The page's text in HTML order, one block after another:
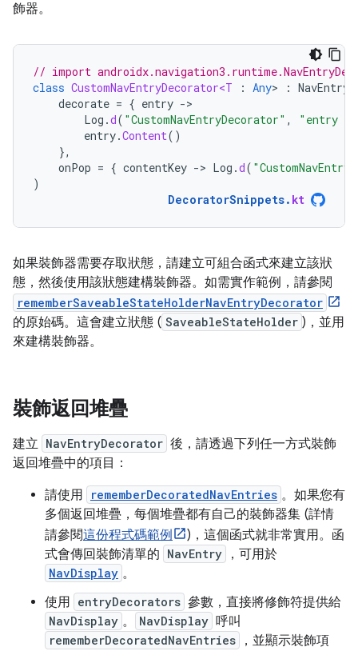
飾器。
// import
class CustomNavEntryDecorator<T : Any> :
decorate = { entry -
Log .d( "CustomNavEntryDecorator" ,
"entry
entry.Content()
},
onPop = { contentKey -> Log .d(
)
DecoratorSnippets. kt
如果裝飾器需要存取狀態，請建立可組合函式來建立該狀
態，然後使用該狀態建構裝飾器。如需實作範例，請參閱
rememberSaveableStateHolderNavEntryDecorator
的原始碼。這會建立狀態 ( SaveableStateHolder )，並用
來建構裝飾器。
裝飾返回堆疊
建立 NavEntryDecorator 後，請透過下列任一方式裝飾
返回堆疊中的項目：
請使用
rememberDecoratedNavEntries 。如果您有
多個返回堆疊，每個堆疊都有自己的裝飾器集 (詳情
請參閱這份程式碼範例
)，這個函式就非常實用。函
式會傳回裝飾清單的 NavEntry ，可用於
NavDisplay 。
使用 entryDecorators 參數，直接將修飾符提供給
NavDisplay 。 NavDisplay 呼叫
rememberDecoratedNavEntries
，並顯示裝飾項